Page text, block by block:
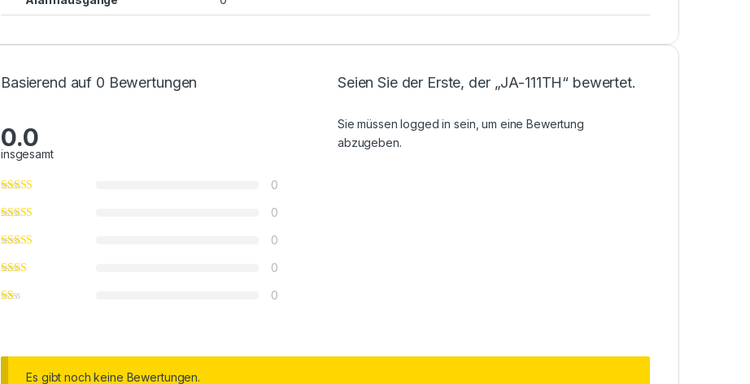
Basierend auf 0 Bewertungen
0.0
insgesamt
0
0
0
0
0
Seien Sie der Erste, der „JA-111TH“ bewertet.
Sie müssenlogged in sein, um eine Bewertung
abzugeben.
Es gibt noch keine Bewertungen.